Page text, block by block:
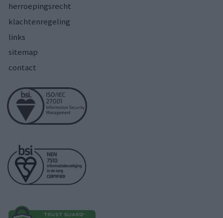
herroepingsrecht
klachtenregeling
links
sitemap
contact